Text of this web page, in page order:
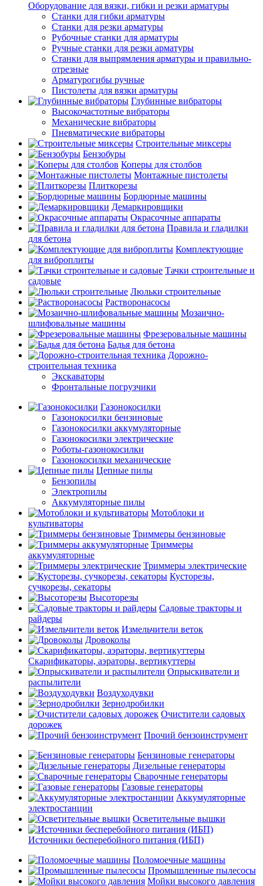
Оборудование для вязки, гибки и резки арматуры
Станки для гибки арматуры
Станки для резки арматуры
Рубочные станки для арматуры
Ручные станки для резки арматуры
Станки для выпрямления арматуры и правильно-
отрезные
Арматурогибы ручные
Пистолеты для вязки арматуры
Глубинные вибраторы
Высокочастотные вибраторы
Механические вибраторы
Пневматические вибраторы
Строительные миксеры
Бензобуры
Коперы для столбов
Монтажные пистолеты
Плиткорезы
Бордюрные машины
Демаркировщики
Окрасочные аппараты
Правила и гладилки
для бетона
Комплектующие
для виброплиты
Тачки строительные и
садовые
Люльки строительные
Растворонасосы
Мозаично-
шлифовальные машины
Фрезеровальные машины
Бадья для бетона
Дорожно-
строительная техника
Экскаваторы
Фронтальные погрузчики
Газонокосилки
Газонокосилки бензиновые
Газонокосилки аккумуляторные
Газонокосилки электрические
Роботы-газонокосилки
Газонокосилки механические
Цепные пилы
Бензопилы
Электропилы
Аккумуляторные пилы
Мотоблоки и
культиваторы
Триммеры бензиновые
Триммеры
аккумуляторные
Триммеры электрические
Кусторезы,
сучкорезы, секаторы
Высоторезы
Садовые тракторы и
райдеры
Измельчители веток
Дровоколы
Скарификаторы, аэраторы, вертикуттеры
Опрыскиватели и
распылители
Воздуходувки
Зернодробилки
Очистители садовых
дорожек
Прочий бензоинструмент
Бензиновые генераторы
Дизельные генераторы
Сварочные генераторы
Газовые генераторы
Аккумуляторные
электростанции
Осветительные вышки
Источники бесперебойного питания (ИБП)
Поломоечные машины
Промышленные пылесосы
Мойки высокого давления